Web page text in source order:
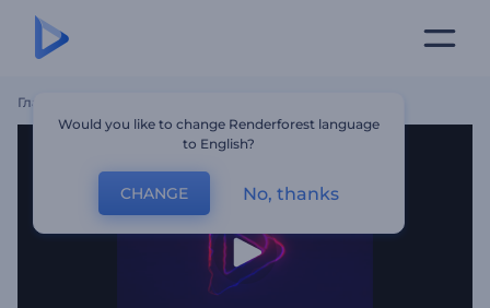
Главная
Would you like to change Renderforest language
to English?
CHANGE No, thanks